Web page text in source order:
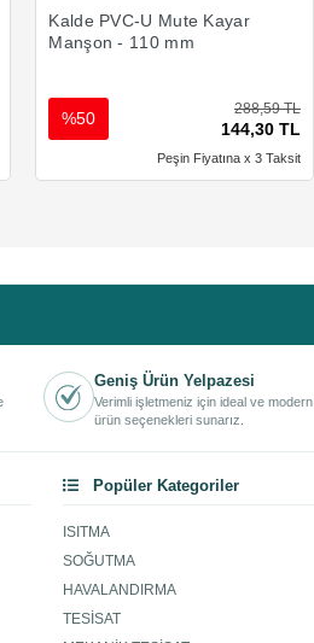
Kalde PVC-U Mute Kayar
Manşon - 110 mm
288,59 TL
144,30 TL
%50
Peşin Fiyatına x 3 Taksit
Geniş Ürün Yelpazesi
Verimli işletmeniz için ideal ve modern
ürün seçenekleri sunarız.
Popüler Kategoriler
ISITMA
SOĞUTMA
HAVALANDIRMA
TESİSAT